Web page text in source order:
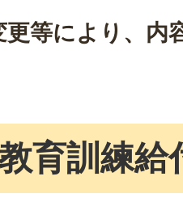
更等により、
育訓練給